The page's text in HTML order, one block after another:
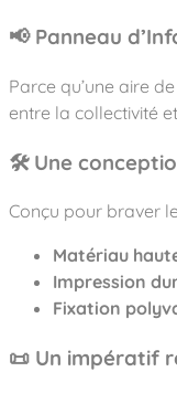
Nos
Notre
Nous
Tous nos jeux
Jeux
Nos univers
Sport &
Agrès fitness
Parcours
Street
Surfpark
Mobilier &
Accessoires
Camping et
Des aires
Des aires
L’éco-
La
Nos
Réalisations
Contact
Les
📢 Panneau
Parce qu’une aire
entre la collectivité
🛠️ Une
Conçu pour braver
Matériau
Impression
Fixation
📜 Un impératif